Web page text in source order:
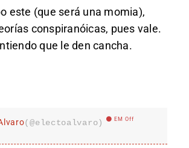
este (que será una momia),
conspiranóicas, pues vale.
que le den cancha.
(@electoalvaro) EM Off